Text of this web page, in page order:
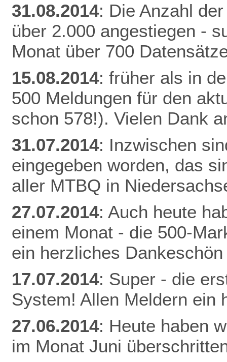
31.08.2014: Die Anzahl
über 2.000 angestiegen -
Monat über 700
15.08.2014: früher als in
500 Meldungen für den
schon 578!). Vielen Dank
31.07.2014: Inzwischen
eingegeben worden, das
aller MTBQ in
27.07.2014: Auch heute
einem Monat - die 500-
ein herzliches
17.07.2014: Super - die
System! Allen Meldern ein
27.06.2014: Heute haben
im Monat Juni